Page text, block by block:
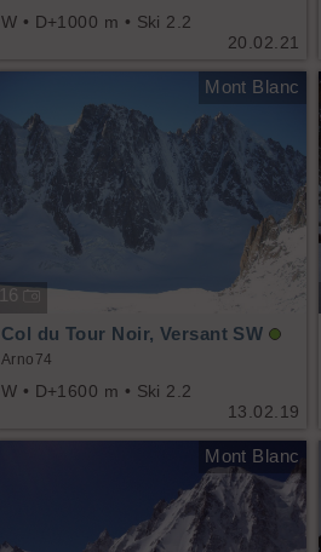
20.02.21
W • D+1000 m • Ski 2.2
Mont Blanc
16
13.02.19
Col du Tour Noir, Versant SW
Arno74
W • D+1600 m • Ski 2.2
Mont Blanc